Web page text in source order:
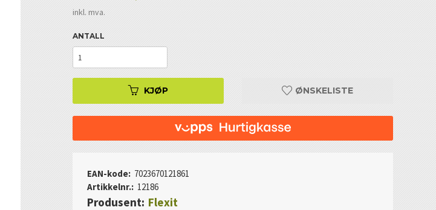
inkl. mva.
ANTALL
KJØP ØNSKELISTE
EAN-kode: 7023670121861
Artikkelnr.: 12186
Produsent: Flexit